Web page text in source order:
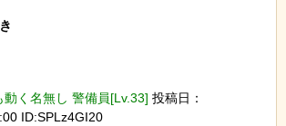
動く名無し 警備員[Lv.33] 投稿日：
ID:SPLz4GI20